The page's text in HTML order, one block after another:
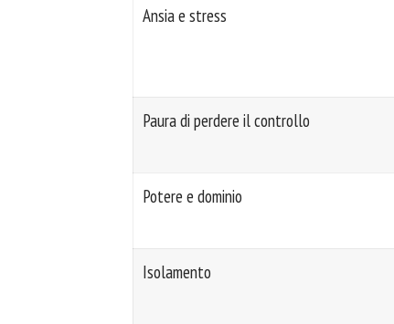
Ansia e stress
Paura di perdere il controllo
Potere e dominio
Isolamento